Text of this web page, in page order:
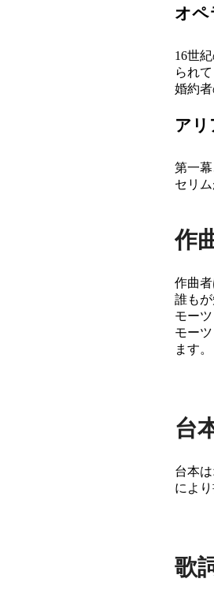
オペ
16世
られ
婚約
アリ
第一
セリ
作
作曲者
誰も
モー
モー
ます。
台
台本
により
歌